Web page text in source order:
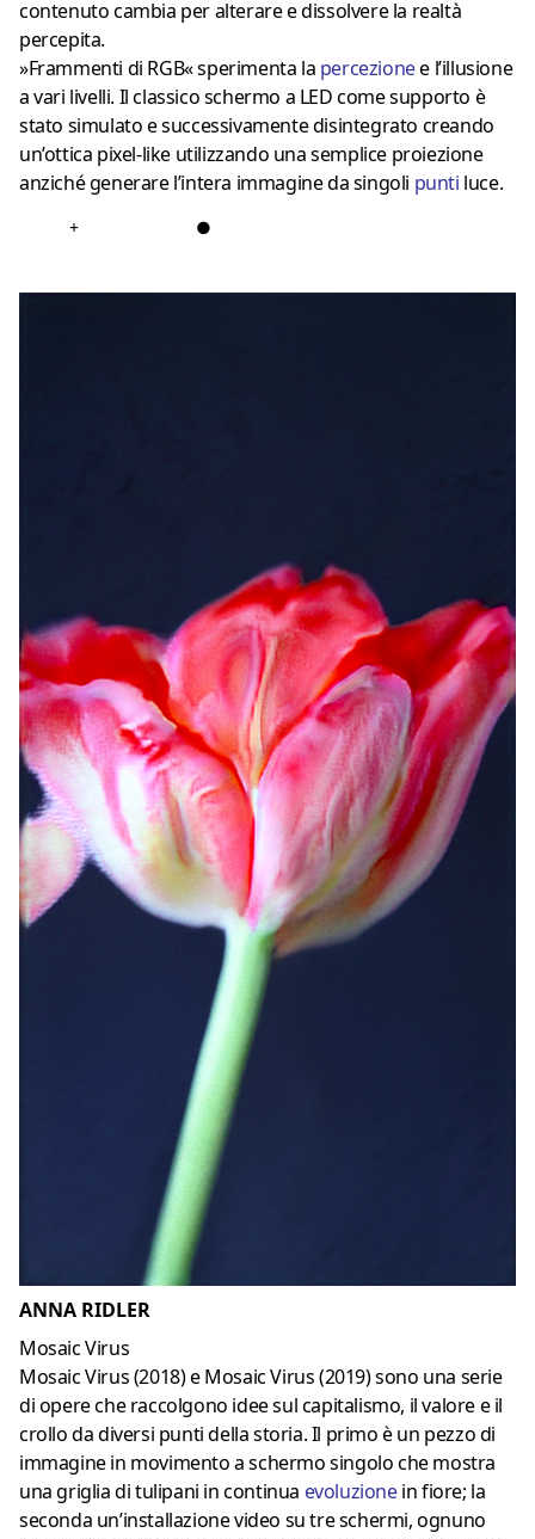
contenuto cambia per alterare e dissolvere la realtà
percepita.
»Frammenti di RGB« sperimenta la percezionee l’illusione
a vari livelli. Il classico schermo a LED come supporto è
stato simulato e successivamente disintegrato creando
un’ottica pixel-like utilizzando una semplice proiezione
anziché generare l’intera immagine da singoli punti luce.
+ ●
ANNA RIDLER
Mosaic Virus
Mosaic Virus (2018) e Mosaic Virus (2019) sono una serie
di opere che raccolgono idee sul capitalismo, il valore e il
crollo da diversi punti della storia. Il primo è un pezzo di
immagine in movimento a schermo singolo che mostra
una griglia di tulipani in continua evoluzionein fiore; la
seconda un’installazione video su tre schermi, ognuno